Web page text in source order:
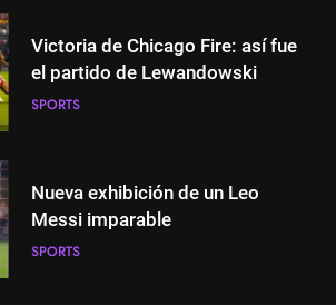
Victoria de Chicago Fire: así fue
el partido de Lewandowski
SPORTS
Nueva exhibición de un Leo
Messi imparable
SPORTS